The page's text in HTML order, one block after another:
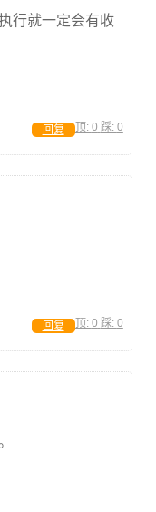
行就一定会有收
顶: 0 踩: 0
回复
顶: 0 踩: 0
回复